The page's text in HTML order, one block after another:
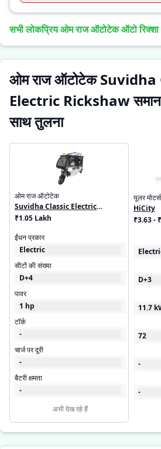
सभी लोकप्रिय ओम राज ऑटोटेक ऑटो
ओम राज ऑटोटेक Suvidha
Electric Rickshaw समान
साथ तुलना
ओम राज ऑटोटेक
Suvidha Classic Electric
Rickshaw
₹1.05 Lakh
ईंधन प्रकार
Electric
सीटों की संख्या
D+4
पावर
1 hp
टॉर्क
-
चार्ज पर दूरी
-
बैटरी क्षमता
-
अभी देख रहे हैं
यूलर मोटर्स
HiCity
₹3.63 -
D+3
11.7
72
-
-